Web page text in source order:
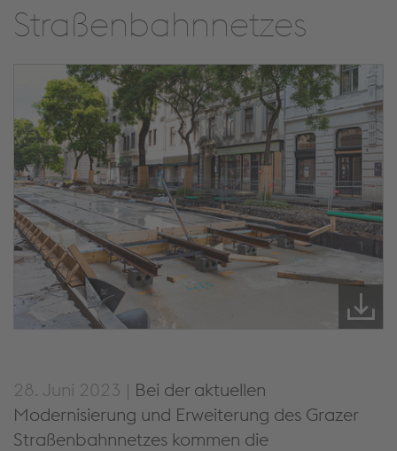
Straßenbahnnetzes
28. Juni 2023 | Bei der aktuellen
Modernisierung und Erweiterung des Grazer
Straßenbahnnetzes kommen die